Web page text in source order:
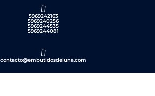
5969242163
5969240256
5969244535
5969244081
contacto@embutidosdeluna.com